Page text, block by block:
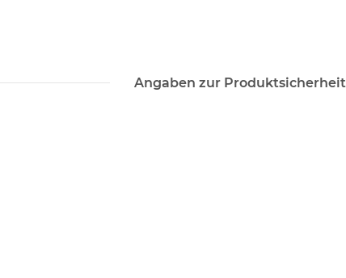
Angaben zur Produktsicherheit